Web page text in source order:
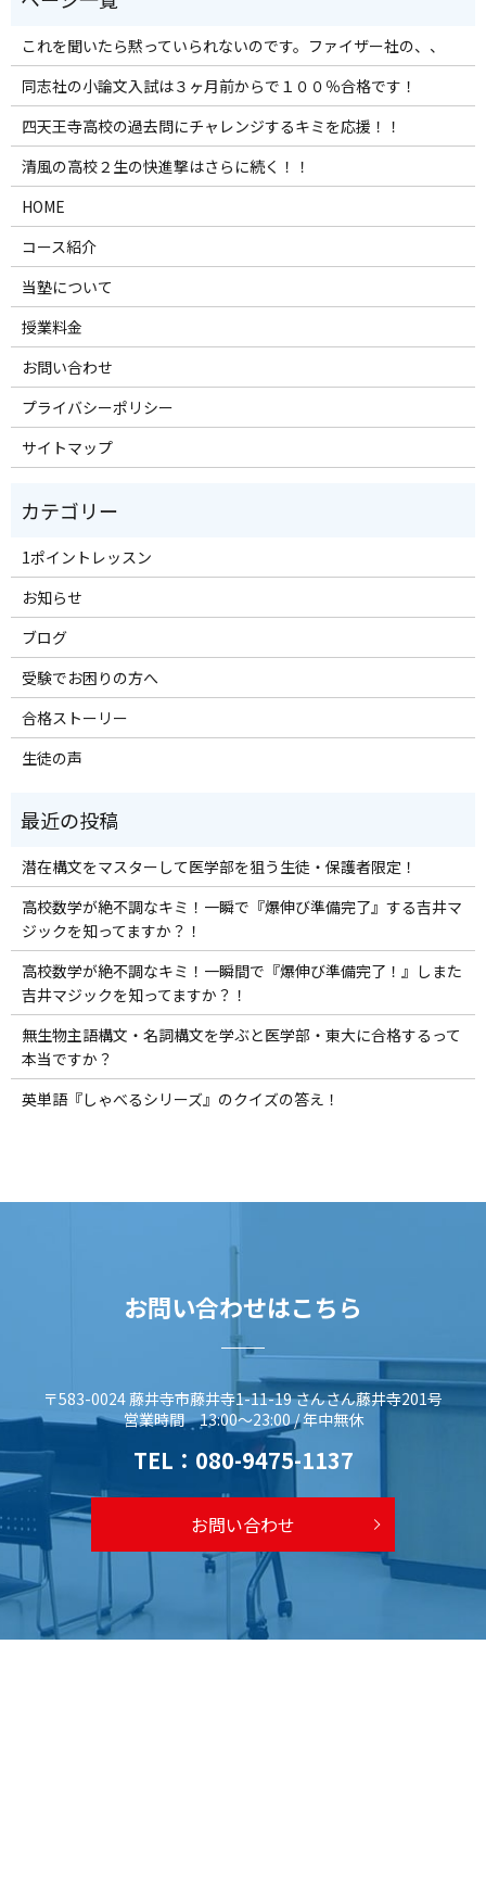
これを聞いたら黙っていられないのです。ファイザー社の、、
同志社の小論文入試は３ヶ月前からで１００％合格です！
四天王寺高校の過去問にチャレンジするキミを応援！！
清風の高校２生の快進撃はさらに続く！！
HOME
コース紹介
当塾について
授業料金
お問い合わせ
プライバシーポリシー
サイトマップ
1ポイントレッスン
お知らせ
ブログ
受験でお困りの方へ
合格ストーリー
生徒の声
潜在構文をマスターして医学部を狙う生徒・保護者限定！
高校数学が絶不調なキミ！一瞬で『爆伸び準備完了』する吉井マ
ジックを知ってますか？！
高校数学が絶不調なキミ！一瞬間で『爆伸び準備完了！』しまた
吉井マジックを知ってますか？！
無生物主語構文・名詞構文を学ぶと医学部・東大に合格するって
本当ですか？
英単語『しゃべるシリーズ』のクイズの答え！
お問い合わせはこちら
〒583-0024 藤井寺市藤井寺1-11-19 さんさん藤井寺201号
営業時間 13:00～23:00 / 年中無休
TEL： 080-9475-1137
お問い合わせ